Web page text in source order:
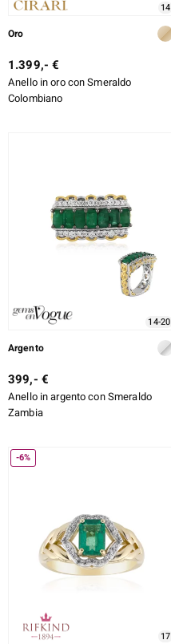
14
Oro
1.399,- €
Anello in oro con Smeraldo
Colombiano
14-20
Argento
399,- €
Anello in argento con Smeraldo
Zambia
-6%
17